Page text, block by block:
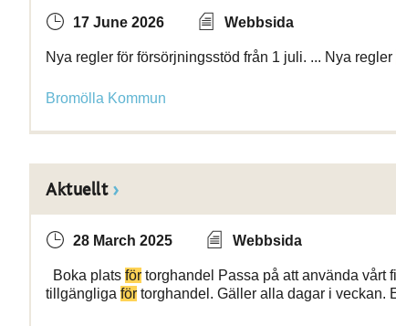
17 June 2026 Webbsida
Nya regler för försörjningsstöd från 1 juli. ... Nya regler
Bromölla Kommun
Aktuellt
28 March 2025 Webbsida
Boka plats för torghandel Passa på att använda vårt
tillgängliga för torghandel. Gäller alla dagar i veckan.